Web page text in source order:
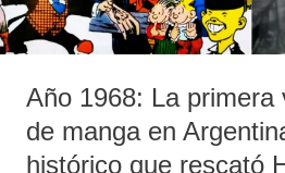
Año 1968: La primera
de manga en
histórico que rescató
en
Argentina
Archivo
histórico